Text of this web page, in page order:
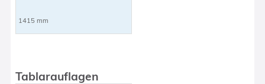
1415 mm
Tablarauflagen